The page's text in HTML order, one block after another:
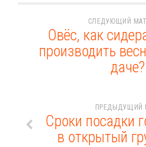
СЛЕДУЮЩИЙ
Овёс, как
производить
даче?
ПРЕДЫДУЩИЙ
Сроки посадки
в открытый